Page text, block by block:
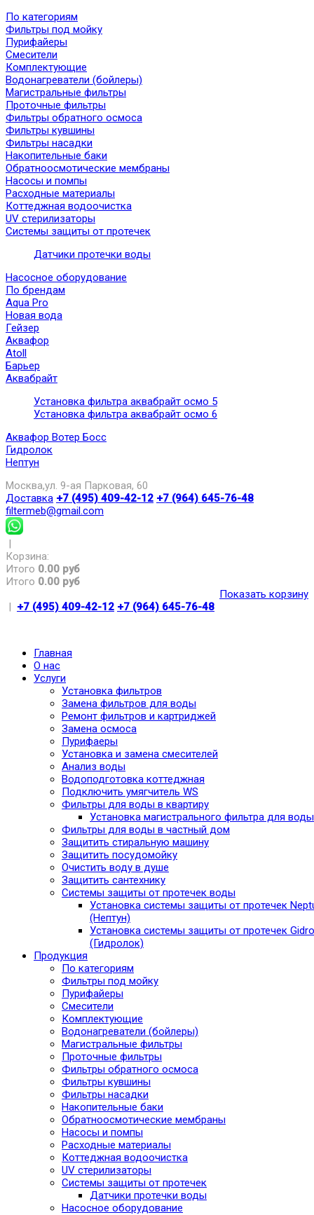
По категориям
Фильтры под мойку
Пурифайеры
Смесители
Комплектующие
Водонагреватели (бойлеры)
Магистральные фильтры
Проточные фильтры
Фильтры обратного осмоса
Фильтры кувшины
Фильтры насадки
Накопительные баки
Обратноосмотические мембраны
Насосы и помпы
Расходные материалы
Коттеджная водоочистка
UV стерилизаторы
Системы защиты от протечек
Датчики протечки воды
Насосное оборудование
По брендам
Aqua Pro
Новая вода
Гейзер
Аквафор
Atoll
Барьер
Аквабрайт
Установка фильтра аквабрайт осмо 5
Установка фильтра аквабрайт осмо 6
Аквафор Вотер Босс
Гидролок
Нептун
Москва,ул. 9-ая Парковая, 60
Доставка +7 (495) 409-42-12 +7 (964) 645-76-48
filtermeb@gmail.com
|
Корзина:
Итого 0.00 руб
Итого 0.00 руб
Показать корзину
| +7 (495) 409-42-12 +7 (964) 645-76-48
Главная
О нас
Услуги
Установка фильтров
Замена фильтров для воды
Ремонт фильтров и картриджей
Замена осмоса
Пурифаеры
Установка и замена смесителей
Анализ воды
Водоподготовка коттеджная
Подключить умягчитель WS
Фильтры для воды в квартиру
Установка магистрального фильтра для воды
Фильтры для воды в частный дом
Защитить стиральную машину
Защитить посудомойку
Очистить воду в душе
Защитить сантехнику
Системы защиты от протечек воды
Установка системы защиты от протечек
(Нептун)
Установка системы защиты от протечек
(Гидролок)
Продукция
По категориям
Фильтры под мойку
Пурифайеры
Смесители
Комплектующие
Водонагреватели (бойлеры)
Магистральные фильтры
Проточные фильтры
Фильтры обратного осмоса
Фильтры кувшины
Фильтры насадки
Накопительные баки
Обратноосмотические мембраны
Насосы и помпы
Расходные материалы
Коттеджная водоочистка
UV стерилизаторы
Системы защиты от протечек
Датчики протечки воды
Насосное оборудование